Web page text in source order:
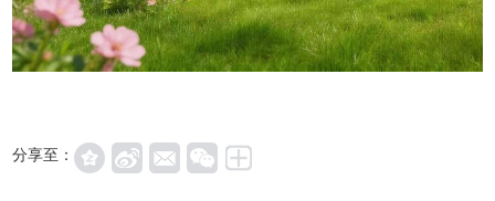
分享至：